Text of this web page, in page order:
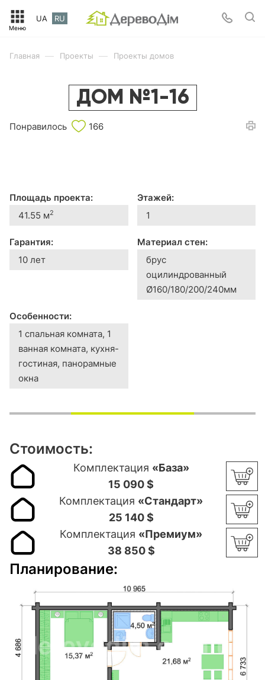
UA RU
Главная — Проекты — Проекты домов
ДОМ №1-16
Понравилось 166
Площадь проекта:
41.55 м2
Этажей:
1
Гарантия:
10 лет
Материал стен:
брус
оцилиндрованный
Ø160/180/200/240мм
Особенности:
1 спальная комната, 1
ванная комната, кухня-
гостиная, панорамные
окна
Планирование:
Стоимость:
Комплектация «База»
15 090 $
Комплектация «Стандарт»
25 140 $
Комплектация «Премиум»
38 850 $